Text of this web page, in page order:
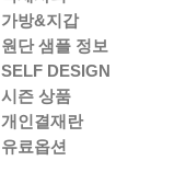
가방&지갑
원단 샘플 정보
SELF DESIGN
시즌 상품
개인결재란
유료옵션